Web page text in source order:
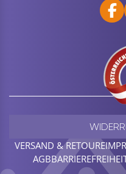
VERSAND & RETOURE
AGB